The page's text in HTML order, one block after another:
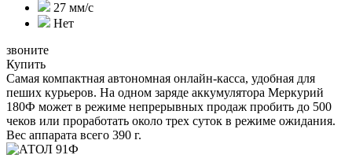
27 мм/с
Нет
звоните
Купить
Самая компактная автономная онлайн-касса, удобная для
пеших курьеров. На одном заряде аккумулятора Меркурий
180Ф может в режиме непрерывных продаж пробить до 500
чеков или проработать около трех суток в режиме ожидания.
Вес аппарата всего 390 г.